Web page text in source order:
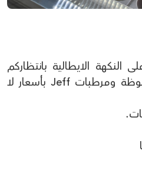
النكهة الايطالية بانتظاركم
للتحلية بعد الافطار لدى بوظة ومرطبات Jeff بأسعار لا